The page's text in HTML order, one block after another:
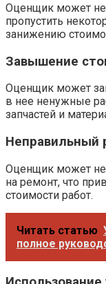
Оценщик может
пропустить
занижению
Завышение
Оценщик может
в нее ненужные
запчастей и
Неправильный
Оценщик может
на ремонт, что
стоимости работ.
Читать статью
полное